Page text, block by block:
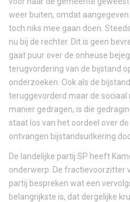
weer buiten, omdat
toch niks mee gaan doen.
nu bij de rechter. Dit is geen
gaat puur over de onheuse
terugvordering van de bijstand
onderzoeken. Ook als de
teruggevorderd maar de
manier gedragen, is die
staat los van het oordeel over
ontvangen bijstandsuitkering
De landelijke partij SP heeft
onderwerp. De fractievoorzitter
partij bespreken wat een
belangrijkste is, dat dergelijke